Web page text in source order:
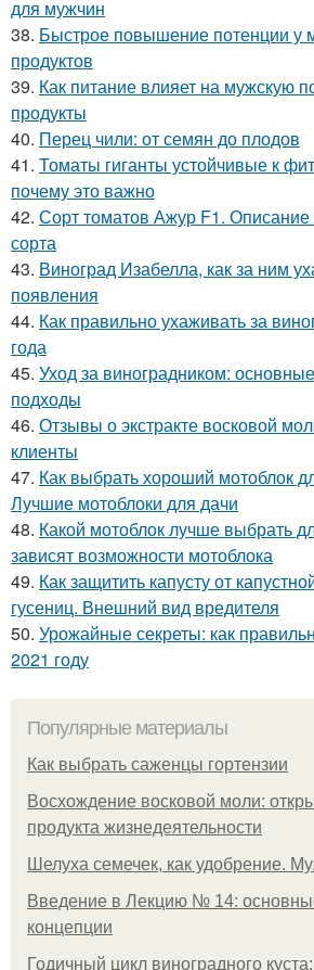
для мужчин
38. Быстрое повышение потенции у
продуктов
39. Как питание влияет на мужскую
продукты
40. Перец чили: от семян до плодов
41. Томаты гиганты устойчивые к
почему это важно
42. Сорт томатов Ажур F1. Описание
сорта
43. Виноград Изабелла, как за ним
появления
44. Как правильно ухаживать за
года
45. Уход за виноградником:
подходы
46. Отзывы о экстракте восковой
клиенты
47. Как выбрать хороший мотоблок
Лучшие мотоблоки для дачи
48. Какой мотоблок лучше выбрать
зависят возможности мотоблока
49. Как защитить капусту от
гусениц. Внешний вид вредителя
50. Урожайные секреты: как
2021 году
Популярные материалы
Как выбрать саженцы гортензии
Восхождение восковой моли:
продукта жизнедеятельности
Шелуха семечек, как удобрение.
Введение в Лекцию № 14:
концепции
Годичный цикл виноградного